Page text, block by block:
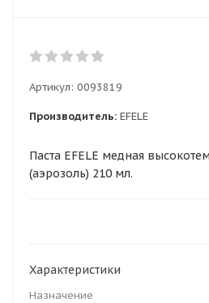
Артикул: 0093819
Производитель: EFELE
Паста EFELE медная
(аэрозоль) 210 мл.
Характеристики
Назначение